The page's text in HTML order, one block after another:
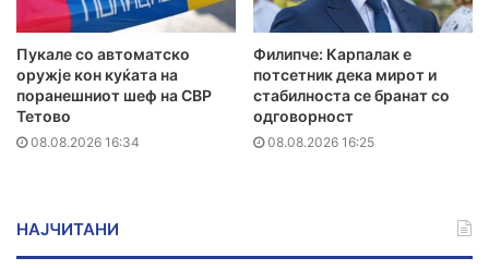
Пукале со автоматско
оружје кон куќата на
поранешниот шеф на СВР
Тетово
08.08.2026 16:34
Филипче: Карпалак е
потсетник дека мирот и
стабилноста се бранат со
одговорност
08.08.2026 16:25
НАЈЧИТАНИ